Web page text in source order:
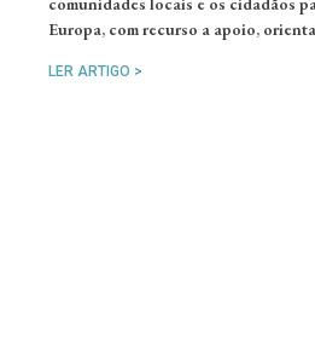
Europa, com recurso a apoio,
LER ARTIGO >